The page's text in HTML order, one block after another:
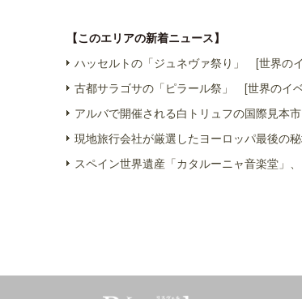
【このエリアの新着ニュース】
ハッセルトの「ジュネヴァ祭り」 [世界の
古都サラゴサの「ピラール祭」 [世界のイ
アルバで開催される白トリュフの国際見本
現地旅行会社が厳選したヨーロッパ最後の
スペイン世界遺産「カタルーニャ音楽堂」